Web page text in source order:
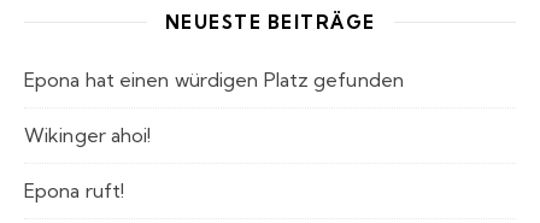
NEUESTE BEITRÄGE
Epona hat einen würdigen Platz gefunden
Wikinger ahoi!
Epona ruft!